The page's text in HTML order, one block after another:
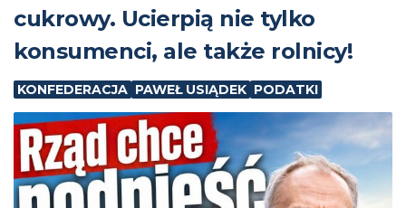
cukrowy. Ucierpią nie tylko
konsumenci, ale także rolnicy!
KONFEDERACJA PAWEŁ USIĄDEK PODATKI